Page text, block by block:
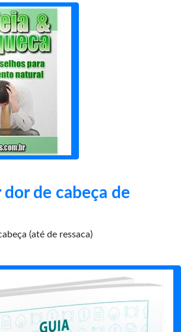
de cabeça de
(até de ressaca)